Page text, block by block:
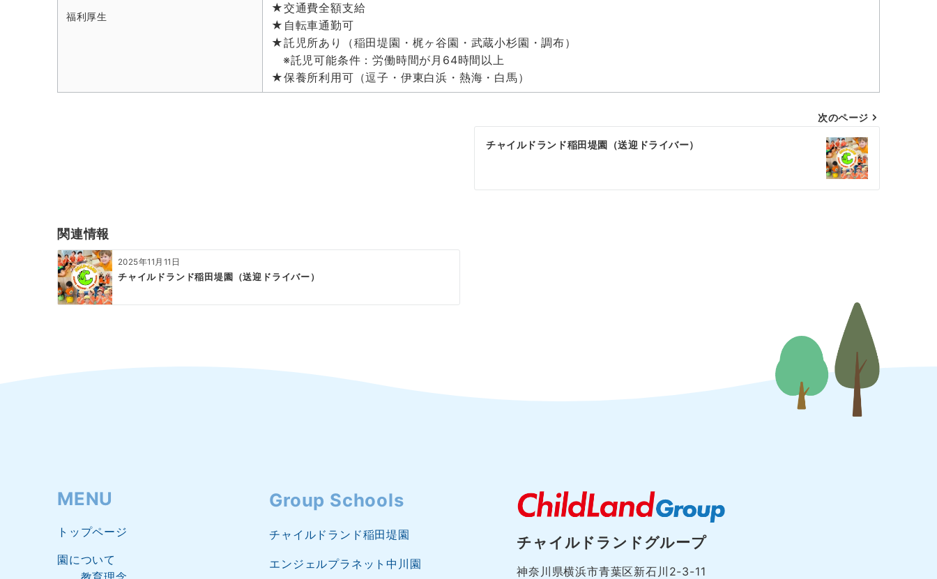
福利厚生
★交通費全額支給
★自転車通勤可
★託児所あり（稲田堤園・梶ヶ谷園・武蔵小杉園・調布）
※託児可能条件：労働時間が月64時間以上
★保養所利用可（逗子・伊東白浜・熱海・白馬）
ゲ
ー
シ
ョ
次のページ
チャイルドランド稲田堤園（送迎ドライバー）
関連情報
2025年11月11日
チャイルドランド稲田堤園（送迎ドライバー）
MENU
トップページ
園について
Group Schools
チャイルドランド稲田堤園
エンジェルプラネット中川園
チャイルドランドグループ
神奈川県横浜市青葉区新石川2-3-11